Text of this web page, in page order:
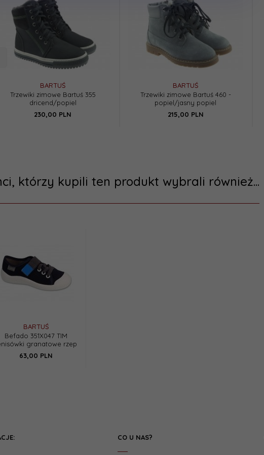
BARTUŚ
Trzewiki zimowe Bartuś 355
dricend/popiel
230,00 PLN
BARTUŚ
Trzewiki zimowe Bartuś 460 -
popiel/jasny popiel
215,00 PLN
którzy kupili ten produkt wybrali również...
BARTUŚ
Befado 351X047 TIM
granatowe rzep
63,00 PLN
CO U NAS?